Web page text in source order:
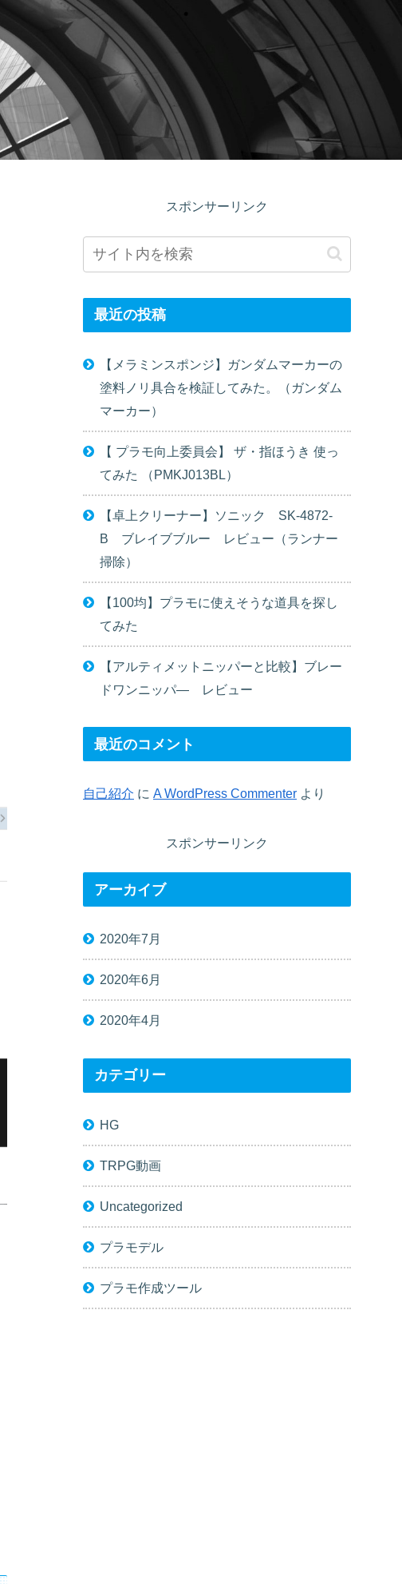
スポンサーリンク
最近の投稿
【メラミンスポンジ】ガンダムマーカーの
塗料ノリ具合を検証してみた。（ガンダム
マーカー）
【 プラモ向上委員会】 ザ・指ほうき 使っ
てみた （PMKJ013BL）
【卓上クリーナー】ソニック SK-4872-
B ブレイブブルー レビュー（ランナー
掃除）
【100均】プラモに使えそうな道具を探し
てみた
【アルティメットニッパーと比較】ブレー
ドワンニッパ― レビュー
最近のコメント
自己紹介 に A WordPress Commenter より
スポンサーリンク
アーカイブ
2020年7月
2020年6月
2020年4月
カテゴリー
HG
TRPG動画
Uncategorized
プラモデル
プラモ作成ツール